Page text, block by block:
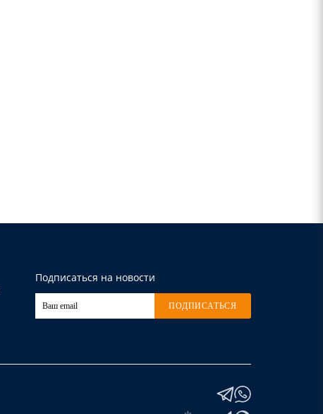
Подписаться на новости
ПОДПИСАТЬСЯ